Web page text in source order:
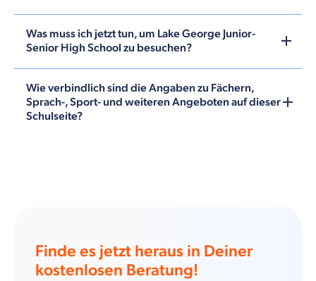
Was muss ich jetzt tun, um Lake George Junior-
Senior High School zu besuchen?
Wie verbindlich sind die Angaben zu Fächern,
Sprach-, Sport- und weiteren Angeboten auf dieser
Schulseite?
Finde es jetzt heraus in Deiner
kostenlosen Beratung!